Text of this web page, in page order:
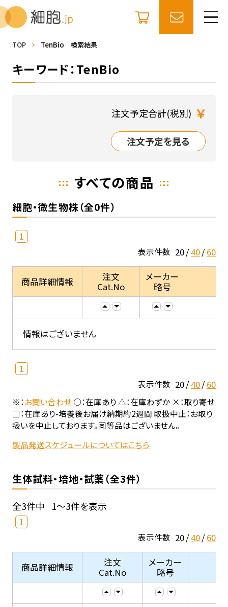
TOP TenBio 検索結果
キーワード：TenBio
注文予定合計(税別) ￥
注文予定を見る
すべての商品
細胞・微生物株（全0件）
1
表示件数 20 40 60
商品詳細情報
注文
Cat.No
メーカー
略号
情報はございません
1
表示件数 20 40 60
※：お問い合わせ○：在庫あり △：在庫わずか ×：取り寄せ
□：在庫あり-培養後お届け納期約2週間 取扱中止：お取り
扱いを中止しております。同等品はございません。
製品発送スケジュールについてはこちら
生体試料・培地・試薬（全3件）
全3件中 1～3件を表示
1
表示件数 20 40 60
商品詳細情報
注文
Cat.No
メーカー
略号